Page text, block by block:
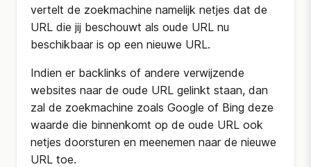
vertelt de zoekmachine namelijk netjes dat de
URL die jij beschouwt als oude URL nu
beschikbaar is op een nieuwe URL.
Indien er backlinks of andere verwijzende
websites naar de oude URL gelinkt staan, dan
zal de zoekmachine zoals Google of Bing deze
waarde die binnenkomt op de oude URL ook
netjes doorsturen en meenemen naar de nieuwe
URL toe.